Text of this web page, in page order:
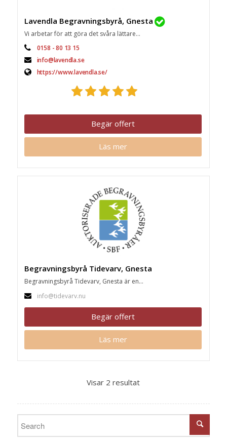
Lavendla Begravningsbyrå, Gnesta
Vi arbetar för att göra det svåra lättare...
0158 - 80 13 15
info@lavendla.se
https://www.lavendla.se/
Begär offert
Läs mer
Begravningsbyrå Tidevarv, Gnesta
Begravningsbyrå Tidevarv, Gnesta är en...
info@tidevarv.nu
Begär offert
Läs mer
Visar 2 resultat